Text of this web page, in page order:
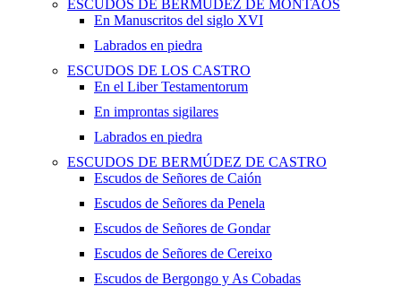
ESCUDOS DE BERMÚDEZ DE MONTAOS
En Manuscritos del siglo XVI
Labrados en piedra
ESCUDOS DE LOS CASTRO
En el Liber Testamentorum
En improntas sigilares
Labrados en piedra
ESCUDOS DE BERMÚDEZ DE CASTRO
Escudos de Señores de Caión
Escudos de Señores da Penela
Escudos de Señores de Gondar
Escudos de Señores de Cereixo
Escudos de Bergongo y As Cobadas